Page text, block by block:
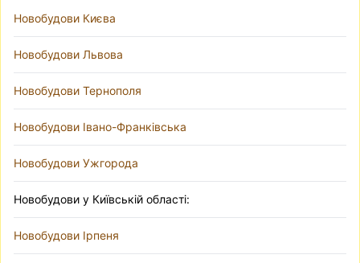
Новобудови Києва
Новобудови Львова
Новобудови Тернополя
Новобудови Івано-Франківська
Новобудови Ужгорода
Новобудови у Київській області:
Новобудови Ірпеня